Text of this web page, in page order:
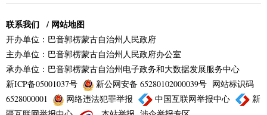
联系我们 / 网站地图
开办单位：巴音郭楞蒙古自治州人民政府
主办单位：巴音郭楞蒙古自治州人民政府办公室
承办单位：巴音郭楞蒙古自治州电子政务和大数据发展服务中心
新ICP备05001037号
新公网安备 65280102000039号 网站标识码
6528000001
网络违法犯罪举报 中国互联网举报中心
新